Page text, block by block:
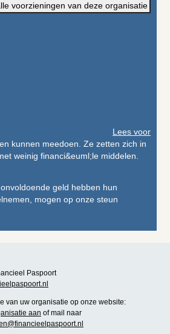
voorzieningen van deze organisatie
Lees voor
kunnen meedoen. Ze zetten zich in
weinig financi&euml;le middelen.
geld hebben hun
mogen op onze steun
Paspoort
van uw organisatie op onze website:
aan of mail naar